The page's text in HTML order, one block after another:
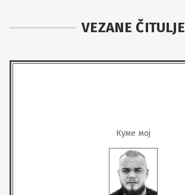
VEZANE ČITULJE
Куме мој